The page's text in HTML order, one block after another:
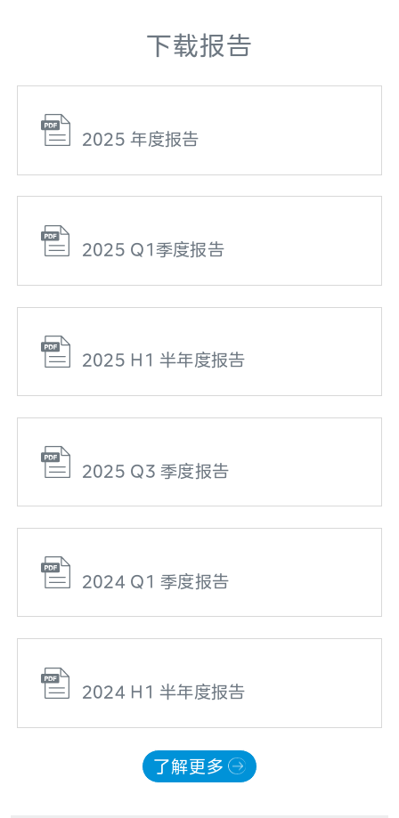
下载报告
2025 年度报告
2025 Q1季度报告
2025 H1 半年度报告
2025 Q3 季度报告
2024 Q1 季度报告
2024 H1 半年度报告
了解更多